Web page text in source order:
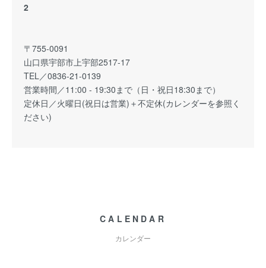
2
〒755-0091
山口県宇部市上宇部2517-17
TEL／0836-21-0139
営業時間／11:00 - 19:30まで（日・祝日18:30まで）
定休日／火曜日(祝日は営業)＋不定休(カレンダーを参照く
ださい)
CALENDAR
カレンダー